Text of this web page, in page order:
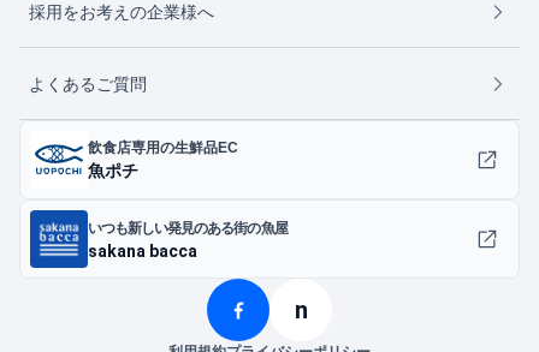
採用をお考えの企業様へ
よくあるご質問
飲食店専用の生鮮品EC
魚ポチ
いつも新しい発見のある街の魚屋
sakana bacca
n